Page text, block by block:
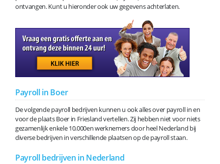
ontvangen. Kunt u hieronder ook uw gegevens achterlaten.
Payroll in Boer
De volgende payroll bedrijven kunnen u ook alles over payroll in en
voor de plaats Boer in Friesland vertellen. Zij hebben niet voor niets
gezamenlijk enkele 10.000en werknemers door heel Nederland bij
diverse bedrijven in verschillende plaatsen op de payroll staan.
Payroll bedrijven in Nederland